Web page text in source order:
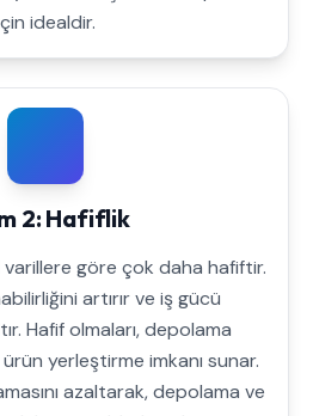
idealdir.
2: Hafiflik
göre çok daha hafiftir.
artırır ve iş gücü
Hafif olmaları, depolama
yerleştirme imkanı sunar.
azaltarak, depolama ve